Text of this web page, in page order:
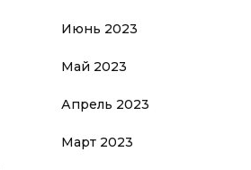
Июнь 2023
Май 2023
Апрель 2023
Март 2023